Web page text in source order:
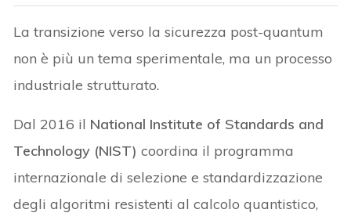
La transizione verso la sicurezza post-quantum
non è più un tema sperimentale, ma un processo
industriale strutturato.
Dal 2016 il National Institute of Standards and
Technology (NIST) coordina il programma
internazionale di selezione e standardizzazione
degli algoritmi resistenti al calcolo quantistico,